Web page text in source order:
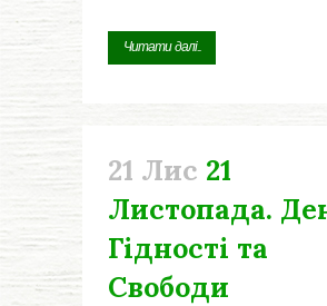
Читати далі...
21 Лис 21
Листопада.
Гідності та
Свободи